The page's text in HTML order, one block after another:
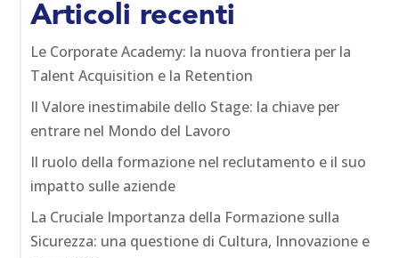
Articoli recenti
Le Corporate Academy: la nuova frontiera per la
Talent Acquisition e la Retention
Il Valore inestimabile dello Stage: la chiave per
entrare nel Mondo del Lavoro
Il ruolo della formazione nel reclutamento e il suo
impatto sulle aziende
La Cruciale Importanza della Formazione sulla
Sicurezza: una questione di Cultura, Innovazione e